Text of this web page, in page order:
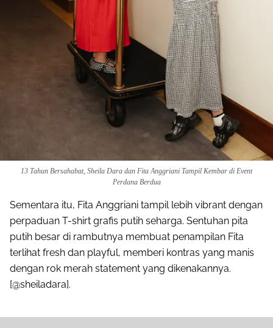
13 Tahun Bersahabat, Sheila Dara dan Fita Anggriani Tampil Kembar di Event
Perdana Berdua
Sementara itu, Fita Anggriani tampil lebih vibrant dengan
perpaduan T-shirt grafis putih seharga. Sentuhan pita
putih besar di rambutnya membuat penampilan Fita
terlihat fresh dan playful, memberi kontras yang manis
dengan rok merah statement yang dikenakannya.
[@sheiladara].